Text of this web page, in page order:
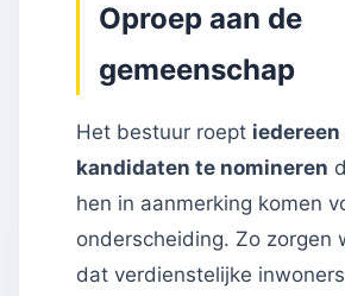
Oproep aan de
gemeenschap
Het bestuur roept iedereen
kandidaten te nomineren
hen in aanmerking komen
onderscheiding. Zo zorgen
dat verdienstelijke